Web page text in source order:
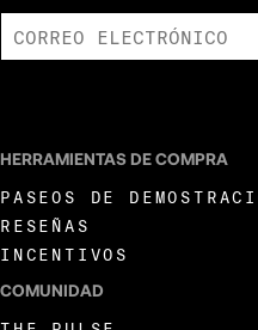
HERRAMIENTAS DE COMPRA
PASEOS DE
RESEÑAS
INCENTIVOS
COMUNIDAD